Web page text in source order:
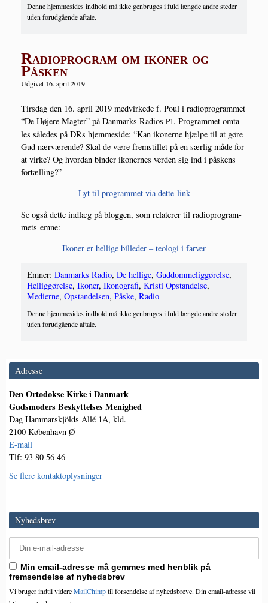
Denne hjemmesides indhold må ikke genbruges i fuld længde andre steder
uden forudgående aftale.
Radioprogram om ikoner og
Påsken
Udgivet 16. april 2019
Tirs­dag den 16. april 2019 med­vir­ke­de f. Poul i radiopro­gram­met
“De Høje­re Mag­ter” på Dan­marks Radios P1. Pro­gram­met omta­
les såle­des på DRs hjem­mesi­de: “Kan iko­ner­ne hjæl­pe til at gøre
Gud nær­væ­ren­de? Skal de være frem­stil­let på en sær­lig måde for
at vir­ke? Og hvor­dan bin­der iko­ner­nes ver­den sig ind i påskens
fortælling?”
Lyt til pro­gram­met via det­te link
Se også det­te ind­læg på blog­gen, som rela­te­rer til radiopro­gram­
mets emne:
Iko­ner er hel­li­ge bil­le­der – teo­lo­gi i farver
Emner: Danmarks Radio, De hellige, Guddommeliggørelse,
Helliggørelse, Ikoner, Ikonografi, Kristi Opstandelse,
Medierne, Opstandelsen, Påske, Radio
Denne hjemmesides indhold må ikke genbruges i fuld længde andre steder
uden forudgående aftale.
Adresse
Den Ortodokse Kirke i Danmark
Gudsmoders Beskyttelses Menighed
Dag Hammarskjölds Allé 1A, kld.
2100 København Ø
E-mail
Tlf: 93 80 56 46
Se flere kontaktoplysninger
Nyhedsbrev
Min email-adresse må gemmes med henblik på
fremsendelse af nyhedsbrev
Vi bruger indtil videreMailChimptil forsendelse af nyhedsbreve. Din email-adresse vil